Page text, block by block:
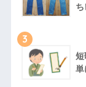
ち
3
短
単